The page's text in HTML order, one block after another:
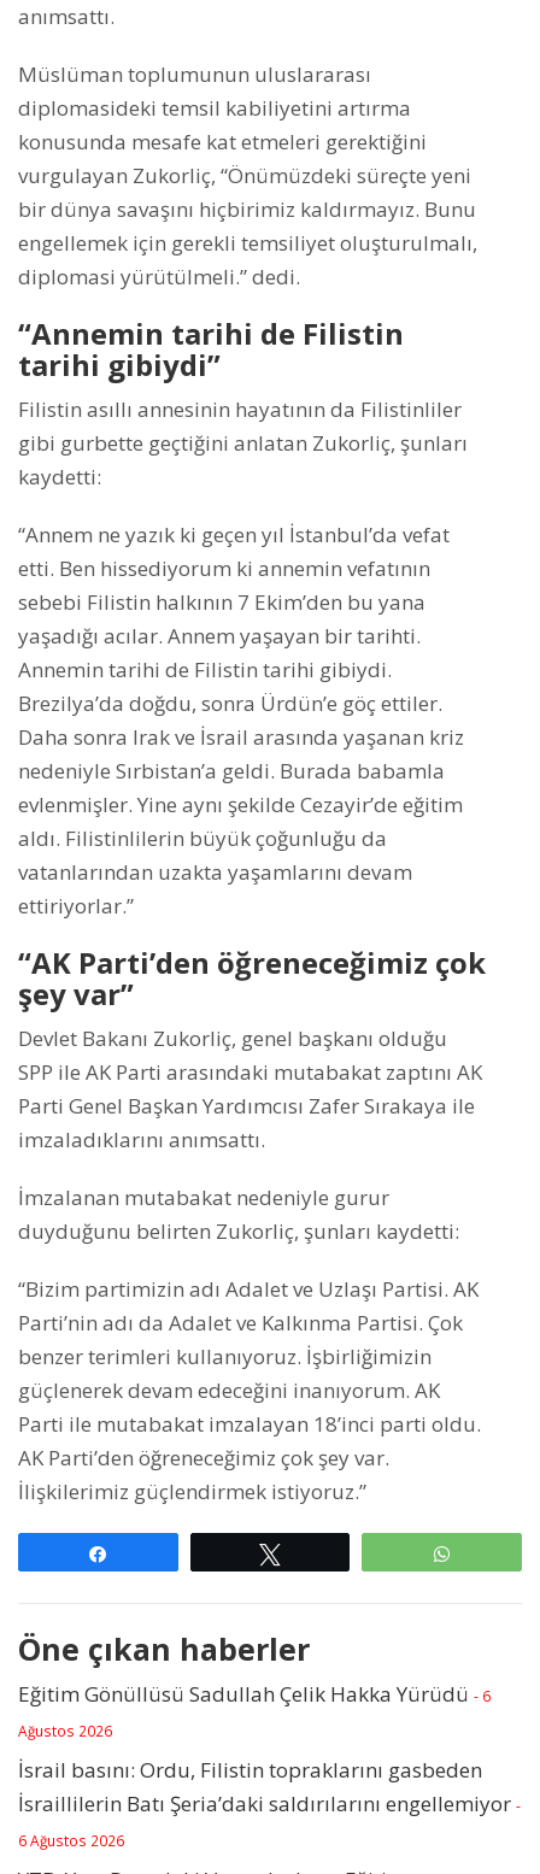
anımsattı.
Müslüman toplumunun uluslararası
diplomasideki temsil kabiliyetini artırma
konusunda mesafe kat etmeleri gerektiğini
vurgulayan Zukorliç, “Önümüzdeki süreçte yeni
bir dünya savaşını hiçbirimiz kaldırmayız. Bunu
engellemek için gerekli temsiliyet oluşturulmalı,
diplomasi yürütülmeli.” dedi.
“Annemin tarihi de Filistin
tarihi gibiydi”
Filistin asıllı annesinin hayatının da Filistinliler
gibi gurbette geçtiğini anlatan Zukorliç, şunları
kaydetti:
“Annem ne yazık ki geçen yıl İstanbul’da vefat
etti. Ben hissediyorum ki annemin vefatının
sebebi Filistin halkının 7 Ekim’den bu yana
yaşadığı acılar. Annem yaşayan bir tarihti.
Annemin tarihi de Filistin tarihi gibiydi.
Brezilya’da doğdu, sonra Ürdün’e göç ettiler.
Daha sonra Irak ve İsrail arasında yaşanan kriz
nedeniyle Sırbistan’a geldi. Burada babamla
evlenmişler. Yine aynı şekilde Cezayir’de eğitim
aldı. Filistinlilerin büyük çoğunluğu da
vatanlarından uzakta yaşamlarını devam
ettiriyorlar.”
“AK Parti’den öğreneceğimiz çok
şey var”
Devlet Bakanı Zukorliç, genel başkanı olduğu
SPP ile AK Parti arasındaki mutabakat zaptını AK
Parti Genel Başkan Yardımcısı Zafer Sırakaya ile
imzaladıklarını anımsattı.
İmzalanan mutabakat nedeniyle gurur
duyduğunu belirten Zukorliç, şunları kaydetti:
“Bizim partimizin adı Adalet ve Uzlaşı Partisi. AK
Parti’nin adı da Adalet ve Kalkınma Partisi. Çok
benzer terimleri kullanıyoruz. İşbirliğimizin
güçlenerek devam edeceğini inanıyorum. AK
Parti ile mutabakat imzalayan 18’inci parti oldu.
AK Parti’den öğreneceğimiz çok şey var.
İlişkilerimiz güçlendirmek istiyoruz.”
Öne çıkan haberler
Eğitim Gönüllüsü Sadullah Çelik Hakka Yürüdü - 6
Ağustos 2026
İsrail basını: Ordu, Filistin topraklarını gasbeden
İsraillilerin Batı Şeria’daki saldırılarını engellemiyor -
6 Ağustos 2026